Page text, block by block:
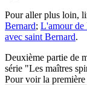
Pour aller plus loin,
Bernard; L'amour de
avec saint Bernard.
Deuxième partie de
série "Les maîtres
Pour voir la première